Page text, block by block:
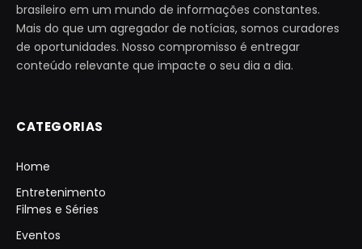
brasileiro em um mundo de informações constantes.
Mais do que um agregador de notícias, somos curadores
de oportunidades. Nosso compromisso é entregar
conteúdo relevante que impacte o seu dia a dia.
CATEGORIAS
Home
Entretenimento
Filmes e Séries
Eventos